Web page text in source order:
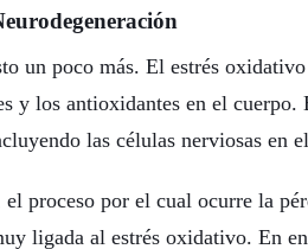
un poco más. El estrés
y los antioxidantes en el cuerpo.
las células nerviosas en
el proceso por el cual ocurre la
ligada al estrés oxidativo. En